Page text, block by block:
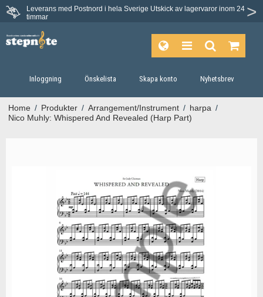
Leverans med Postnord i hela Sverige Utskick av lagervaror inom 24
timmar
Du har 30 dagars ångerrätt.
Inloggning Önskelista Skapa konto Nyhetsbrev
Home / Produkter / Arrangement/Instrument / harpa /
Nico Muhly: Whispered And Revealed (Harp Part)